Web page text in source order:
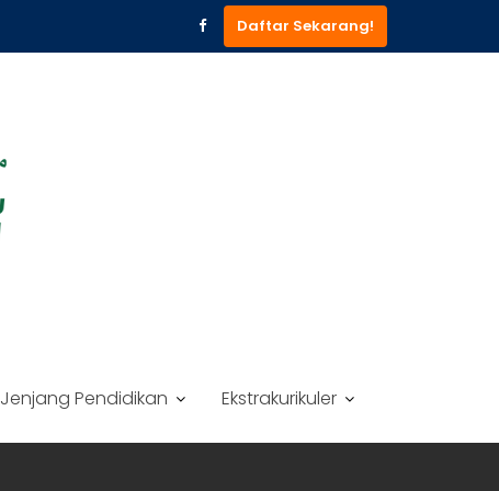
Daftar Sekarang!
Jenjang Pendidikan Ekstrakurikuler